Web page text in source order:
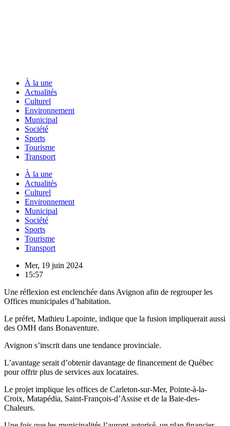
À la une
Actualités
Culturel
Environnement
Municipal
Société
Sports
Tourisme
Transport
À la une
Actualités
Culturel
Environnement
Municipal
Société
Sports
Tourisme
Transport
Mer, 19 juin 2024
15:57
Une réflexion est enclenchée dans Avignon afin de regrouper les
Offices municipales d’habitation.
Le préfet, Mathieu Lapointe, indique que la fusion impliquerait aussi
des OMH dans Bonaventure.
Avignon s’inscrit dans une tendance provinciale.
L’avantage serait d’obtenir davantage de financement de Québec
pour offrir plus de services aux locataires.
Le projet implique les offices de Carleton-sur-Mer, Pointe-à-la-
Croix, Matapédia, Saint-François-d’Assise et de la Baie-des-
Chaleurs.